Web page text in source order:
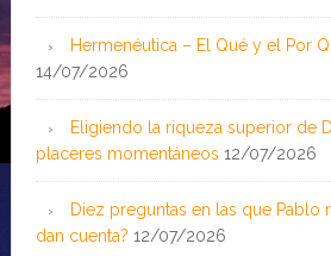
Hermenéutica – El Qué y el Por
14/07/2026
Eligiendo la riqueza superior de
placeres momentáneos 12/07/2026
Diez preguntas en las que Pablo
dan cuenta? 12/07/2026